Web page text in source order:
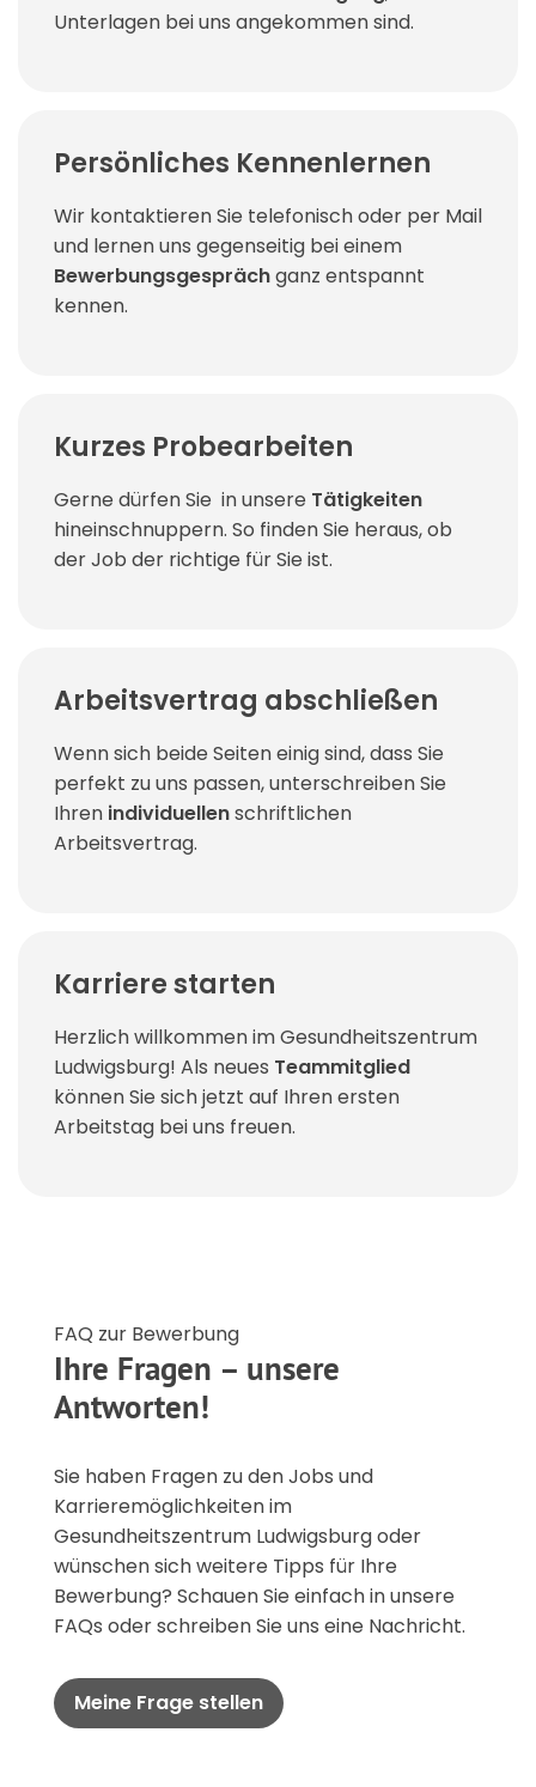
Unterlagen bei uns angekommen sind.
Persönliches Kennenlernen
Wir kontaktieren Sie telefonisch oder per Mail
und lernen uns gegenseitig bei einem
Bewerbungsgesprächganz entspannt
kennen.
Kurzes Probearbeiten
Gerne dürfen Sie in unsere Tätigkeiten
hineinschnuppern. So finden Sie heraus, ob
der Job der richtige für Sie ist.
Arbeitsvertrag abschließen
Wenn sich beide Seiten einig sind, dass Sie
perfekt zu uns passen, unterschreiben Sie
Ihren individuellenschriftlichen
Arbeitsvertrag.
Karriere starten
Herzlich willkommen im Gesundheitszentrum
Ludwigsburg! Als neues Teammitglied
können Sie sich jetzt auf Ihren ersten
Arbeitstag bei uns freuen.
Ihre Fragen – unsere
Antworten!
FAQ zur Bewerbung
Sie haben Fragen zu den Jobs und
Karrieremöglichkeiten im
Gesundheitszentrum Ludwigsburg oder
wünschen sich weitere Tipps für Ihre
Bewerbung? Schauen Sie einfach in unsere
FAQs oder schreiben Sie uns eine Nachricht.
Meine Frage stellen